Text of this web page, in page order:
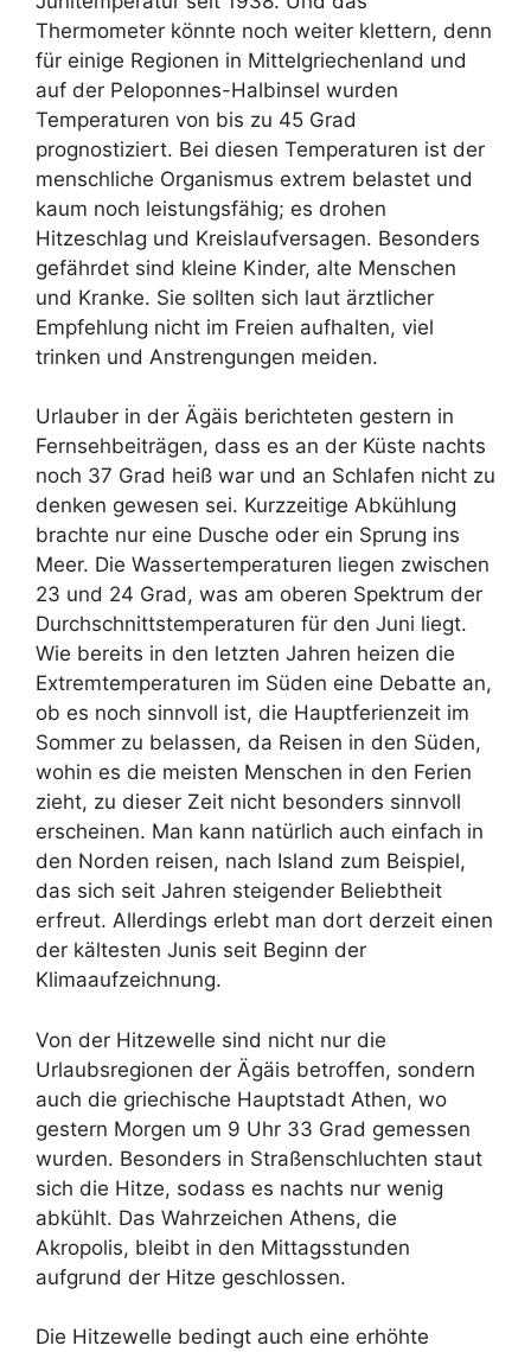
Thermometer könnte noch weiter klettern, denn
für einige Regionen in Mittelgriechenland und
auf der Peloponnes-Halbinsel wurden
Temperaturen von bis zu 45 Grad
prognostiziert. Bei diesen Temperaturen ist der
menschliche Organismus extrem belastet und
kaum noch leistungsfähig; es drohen
Hitzeschlag und Kreislaufversagen. Besonders
gefährdet sind kleine Kinder, alte Menschen
und Kranke. Sie sollten sich laut ärztlicher
Empfehlung nicht im Freien aufhalten, viel
trinken und Anstrengungen meiden.
Urlauber in der Ägäis berichteten gestern in
Fernsehbeiträgen, dass es an der Küste nachts
noch 37 Grad heiß war und an Schlafen nicht zu
denken gewesen sei. Kurzzeitige Abkühlung
brachte nur eine Dusche oder ein Sprung ins
Meer. Die Wassertemperaturen liegen zwischen
23 und 24 Grad, was am oberen Spektrum der
Durchschnittstemperaturen für den Juni liegt.
Wie bereits in den letzten Jahren heizen die
Extremtemperaturen im Süden eine Debatte an,
ob es noch sinnvoll ist, die Hauptferienzeit im
Sommer zu belassen, da Reisen in den Süden,
wohin es die meisten Menschen in den Ferien
zieht, zu dieser Zeit nicht besonders sinnvoll
erscheinen. Man kann natürlich auch einfach in
den Norden reisen, nach Island zum Beispiel,
das sich seit Jahren steigender Beliebtheit
erfreut. Allerdings erlebt man dort derzeit einen
der kältesten Junis seit Beginn der
Klimaaufzeichnung.
Von der Hitzewelle sind nicht nur die
Urlaubsregionen der Ägäis betroffen, sondern
auch die griechische Hauptstadt Athen, wo
gestern Morgen um 9 Uhr 33 Grad gemessen
wurden. Besonders in Straßenschluchten staut
sich die Hitze, sodass es nachts nur wenig
abkühlt. Das Wahrzeichen Athens, die
Akropolis, bleibt in den Mittagsstunden
aufgrund der Hitze geschlossen.
Die Hitzewelle bedingt auch eine erhöhte